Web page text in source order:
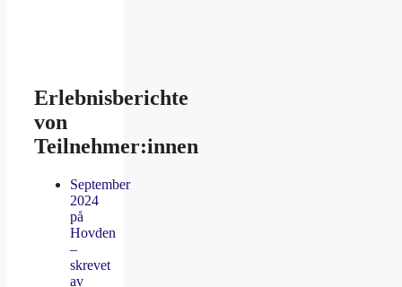
Erlebnisberichte
von
Teilnehmer:innen
September
2024
på
Hovden
–
skrevet
av